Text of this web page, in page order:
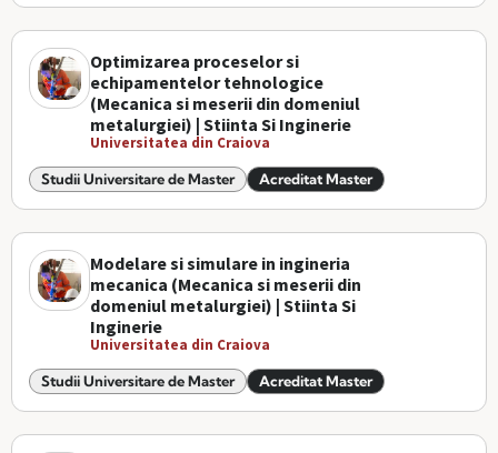
Optimizarea proceselor si
echipamentelor tehnologice
(Mecanica si meserii din domeniul
metalurgiei) | Stiinta Si Inginerie
Universitatea din Craiova
Studii Universitare de Master Acreditat Master
Modelare si simulare in ingineria
mecanica (Mecanica si meserii din
domeniul metalurgiei) | Stiinta Si
Inginerie
Universitatea din Craiova
Studii Universitare de Master Acreditat Master